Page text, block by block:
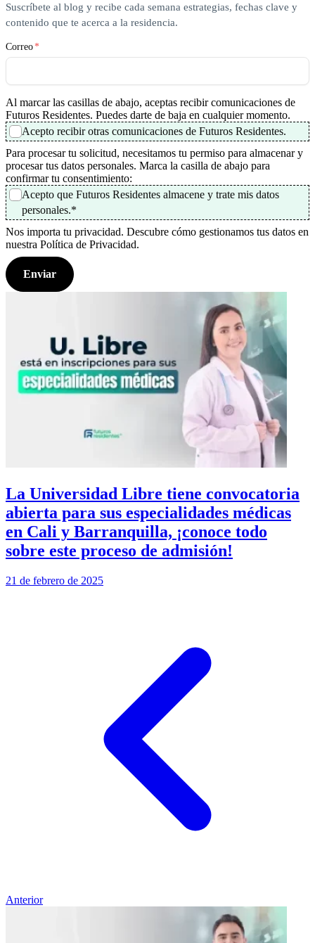
Suscríbete al blog y recibe cada semana estrategias, fechas clave y
contenido que te acerca a la residencia.
Correo *
Al marcar las casillas de abajo, aceptas recibir comunicaciones de
Futuros Residentes. Puedes darte de baja en cualquier momento.
Acepto recibir otras comunicaciones de Futuros Residentes.
Para procesar tu solicitud, necesitamos tu permiso para almacenar y
procesar tus datos personales. Marca la casilla de abajo para
confirmar tu consentimiento:
Acepto que Futuros Residentes almacene y trate mis datos
personales.*
Nos importa tu privacidad. Descubre cómo gestionamos tus datos en
nuestra Política de Privacidad.
La Universidad Libre tiene convocatoria
abierta para sus especialidades médicas
en Cali y Barranquilla, ¡conoce todo
sobre este proceso de admisión!
21 de febrero de 2025
Anterior